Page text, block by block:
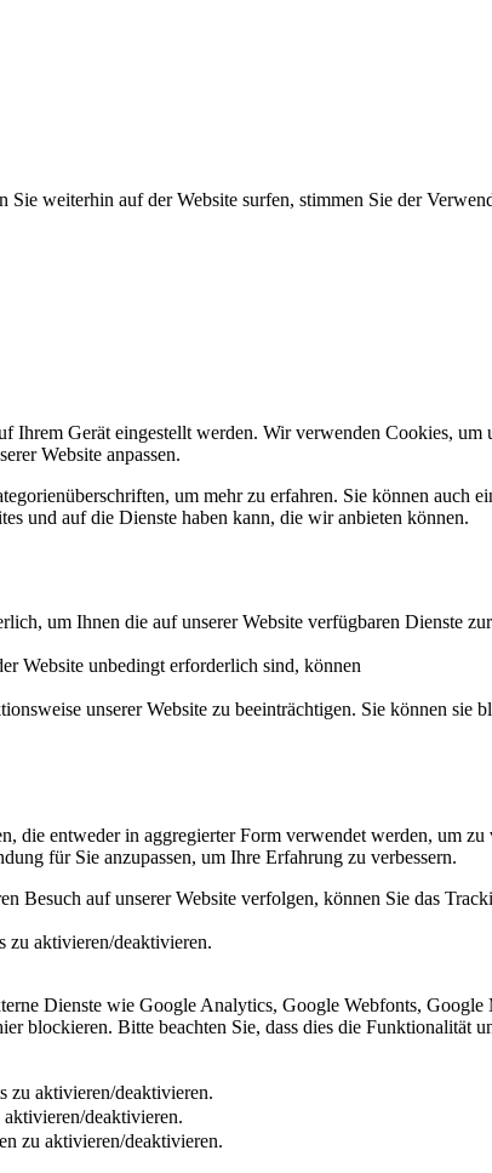
Sie weiterhin auf der Website surfen, stimmen Sie der
Ihrem Gerät eingestellt werden. Wir verwenden Cookies,
Website anpassen.
um mehr zu erfahren. Sie können
und auf die Dienste haben kann, die wir anbieten können.
um Ihnen die auf unserer Website verfügbaren Dienste
Website unbedingt erforderlich sind, können
unserer Website zu beeinträchtigen. Sie können
die entweder in aggregierter Form verwendet werden, um
für Sie anzupassen, um Ihre Erfahrung zu verbessern.
Besuch auf unserer Website verfolgen, können Sie das
aktivieren/deaktivieren.
Dienste wie Google Analytics, Google Webfonts,
blockieren. Bitte beachten Sie, dass dies die
zu aktivieren/deaktivieren.
deaktivieren.
zu aktivieren/deaktivieren.